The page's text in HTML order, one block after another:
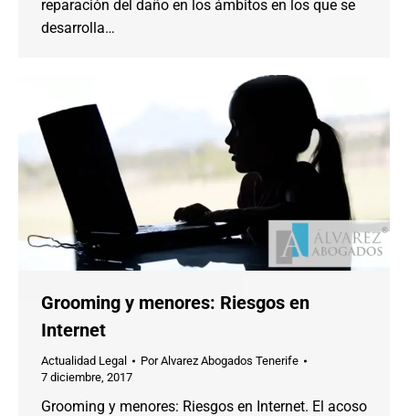
reparación del daño en los ámbitos en los que se
desarrolla…
Grooming y menores: Riesgos en
Internet
Actualidad Legal PorAlvarez Abogados Tenerife
7 diciembre, 2017
Grooming y menores: Riesgos en Internet. El acoso